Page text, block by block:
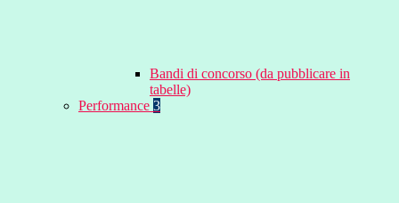
Bandi di concorso (da pubblicare in
tabelle)
Performance 3